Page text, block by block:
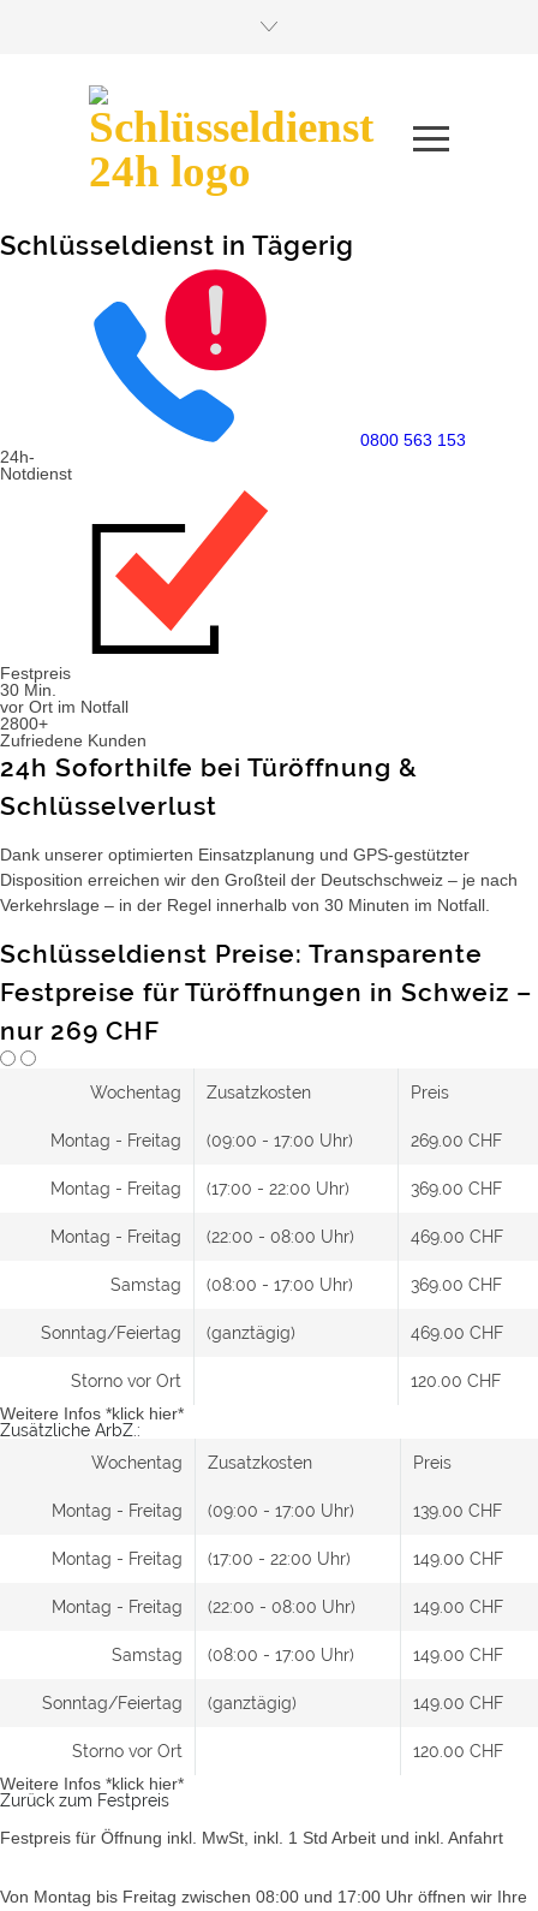
Schlüsseldienst in Tägerig
0800 563 153
24h-
Notdienst
Festpreis
30 Min.
vor Ort im Notfall
2800+
Zufriedene Kunden
24h Soforthilfe bei Türöffnung &
Schlüsselverlust
Dank unserer optimierten Einsatzplanung und GPS-gestützter
Disposition erreichen wir den Großteil der Deutschschweiz – je nach
Verkehrslage – in der Regel innerhalb von 30 Minuten im Notfall.
Schlüsseldienst Preise: Transparente
Festpreise für Türöffnungen in Schweiz –
nur 269 CHF
Wochentag Zusatzkosten Preis
Montag - Freitag (09:00 - 17:00 Uhr) 269.00 CHF
Montag - Freitag (17:00 - 22:00 Uhr) 369.00 CHF
Montag - Freitag (22:00 - 08:00 Uhr) 469.00 CHF
Samstag (08:00 - 17:00 Uhr) 369.00 CHF
Sonntag/Feiertag (ganztägig) 469.00 CHF
Storno vor Ort
120.00 CHF
Weitere Infos *klick hier*
Zusätzliche ArbZ.:
Wochentag
Zusatzkosten Preis
Montag - Freitag (09:00 - 17:00 Uhr) 139.00 CHF
Montag - Freitag (17:00 - 22:00 Uhr) 149.00 CHF
Montag - Freitag (22:00 - 08:00 Uhr) 149.00 CHF
Samstag (08:00 - 17:00 Uhr) 149.00 CHF
Sonntag/Feiertag (ganztägig) 149.00 CHF
Storno vor Ort
120.00 CHF
Weitere Infos *klick hier*
Zurück zum Festpreis
Festpreis für Öffnung inkl. MwSt, inkl. 1 Std Arbeit und inkl. Anfahrt
Von Montag bis Freitag zwischen 08:00 und 17:00 Uhr öffnen wir Ihre